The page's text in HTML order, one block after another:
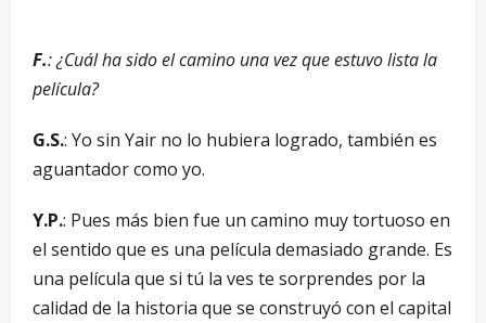
F.: ¿Cuál ha sido el camino una vez que estuvo lista la
película?
G.S.: Yo sin Yair no lo hubiera logrado, también es
aguantador como yo.
Y.P.: Pues más bien fue un camino muy tortuoso en
el sentido que es una película demasiado grande. Es
una película que si tú la ves te sorprendes por la
calidad de la historia que se construyó con el capital